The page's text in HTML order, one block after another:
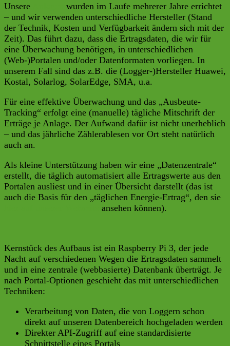
Unsere
wurden im Laufe mehrerer Jahre errichtet
– und wir verwenden unterschiedliche Hersteller (Stand
der Technik, Kosten und Verfügbarkeit ändern sich mit der
Zeit). Das führt dazu, dass die Ertragsdaten, die wir für
eine Überwachung benötigen, in unterschiedlichen
(Web-)Portalen und/oder Datenformaten vorliegen. In
unserem Fall sind das z.B. die (Logger-)Hersteller Huawei,
Kostal, Solarlog, SolarEdge, SMA, u.a.
Für eine effektive Überwachung und das „Ausbeute-
Tracking“ erfolgt eine (manuelle) tägliche Mitschrift der
Erträge je Anlage. Der Aufwand dafür ist nicht unerheblich
– und das jährliche Zählerablesen vor Ort steht natürlich
auch an.
Als kleine Unterstützung haben wir eine „Datenzentrale“
erstellt, die täglich automatisiert alle Ertragswerte aus den
Portalen ausliest und in einer Übersicht darstellt (das ist
auch die Basis für den „täglichen Energie-Ertrag“, den sie
ansehen können).
Kernstück des Aufbaus ist ein Raspberry Pi 3, der jede
Nacht auf verschiedenen Wegen die Ertragsdaten sammelt
und in eine zentrale (webbasierte) Datenbank überträgt. Je
nach Portal-Optionen geschieht das mit unterschiedlichen
Techniken:
Verarbeitung von Daten, die von Loggern schon
direkt auf unseren Datenbereich hochgeladen werden
Direkter API-Zugriff auf eine standardisierte
Schnittstelle eines Portals